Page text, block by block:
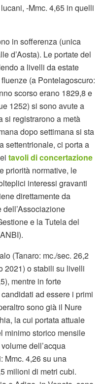
-Mmc. 4,65 in quelli
in sofferenza (unica
d’Aosta). Le portate del
a livelli da estate
(a Pontelagoscuro:
scorso erano 1829,8 e
1252) si sono avute a
si registrarono a metà
dopo settimana si sta
settentrionale, ci porta a
tavoli di concertazione
priorità normative, le
interessi gravanti
direttamente da
e la Tutela del
(Tanaro: mc./sec. 26,2
2021) o stabili su livelli
mentre in forte
ad essere i primi
sono già il Nure
la cui portata attuale
minimo storico mensile
dell’acqua
Mmc. 4,26 su una
milioni di metri cubi.